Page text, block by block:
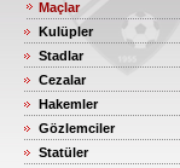
Maçlar
Kulüpler
Stadlar
Cezalar
Hakemler
Gözlemciler
Statüler